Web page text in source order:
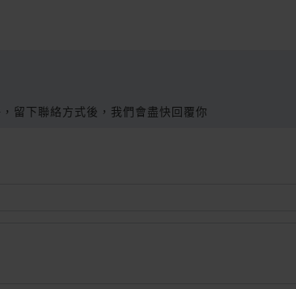
留下聯絡方式後，我們會盡快回覆你